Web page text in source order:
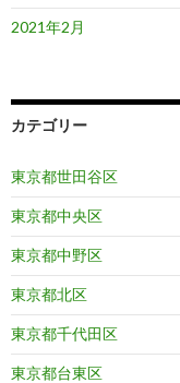
2021年2月
カテゴリー
東京都世田谷区
東京都中央区
東京都中野区
東京都北区
東京都千代田区
東京都台東区